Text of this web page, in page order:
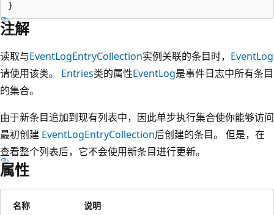
注解
读取与EventLogEntryCollection实例关联的条目时， EventLog
请使用该类。 Entries类的属性EventLog是事件日志中所有条目
的集合。
由于新条目追加到现有列表中，因此单步执行集合使你能够访问
最初创建 EventLogEntryCollection后创建的条目。 但是，在
查看整个列表后，它不会使用新条目进行更新。
属性
名称 说明